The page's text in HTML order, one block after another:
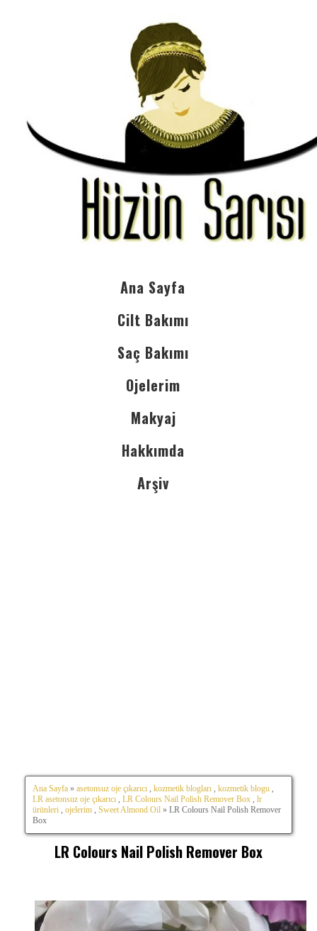
Ana Sayfa
Cilt Bakımı
Saç Bakımı
Ojelerim
Makyaj
Hakkımda
Arşiv
Ana Sayfa » asetonsuz oje çıkarıcı kozmetik blogları kozmetik blogu
LR asetonsuz oje çıkarıcı
LR Colours Nail Polish Remover Box
lr
ürünleri
ojelerim Sweet Almond Oil » LR Colours Nail Polish Remover
Box
LR Colours Nail Polish Remover Box